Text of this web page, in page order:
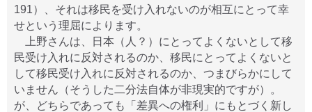
191）、それは移民を受け入れないのが相互にとって幸
せという理屈によります。
上野さんは、日本（人？）にとってよくないとして移
民受け入れに反対されるのか、移民にとってよくないと
して移民受け入れに反対されるのか、つまびらかにして
いません（そうした二分法自体が非現実的ですが）。
が、どちらであっても「差異への権利」にもとづく新し